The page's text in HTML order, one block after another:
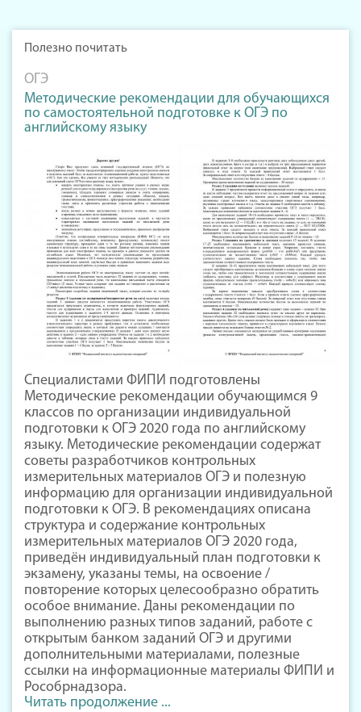
Полезно почитать
ОГЭ
Методические рекомендации для обучающихся
по самостоятельной подготовке к ОГЭ по
английскому языку
Специалистами ФИПИ подготовлены
Методические рекомендации обучающимся 9
классов по организации индивидуальной
подготовки к ОГЭ 2020 года по английскому
языку. Методические рекомендации содержат
советы разработчиков контрольных
измерительных материалов ОГЭ и полезную
информацию для организации индивидуальной
подготовки к ОГЭ. В рекомендациях описана
структура и содержание контрольных
измерительных материалов ОГЭ 2020 года,
приведён индивидуальный план подготовки к
экзамену, указаны темы, на освоение /
повторение которых целесообразно обратить
особое внимание. Даны рекомендации по
выполнению разных типов заданий, работе с
открытым банком заданий ОГЭ и другими
дополнительными материалами, полезные
ссылки на информационные материалы ФИПИ и
Рособрнадзора.
Читать продолжение ...